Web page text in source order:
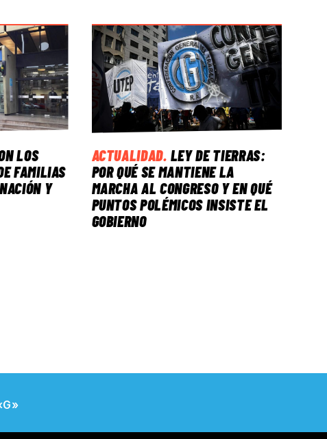
LOS
FAMILIAS
Y
ACTUALIDAD. LEY DE TIERRAS:
POR QUÉ SE MANTIENE LA
MARCHA AL CONGRESO Y EN QUÉ
PUNTOS POLÉMICOS INSISTE EL
GOBIERNO